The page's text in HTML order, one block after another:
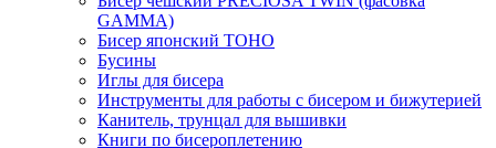
GAMMA)
Бисер японский TOHO
Бусины
Иглы для бисера
Инструменты для работы с бисером и бижутерией
Канитель, трунцал для вышивки
Книги по бисероплетению